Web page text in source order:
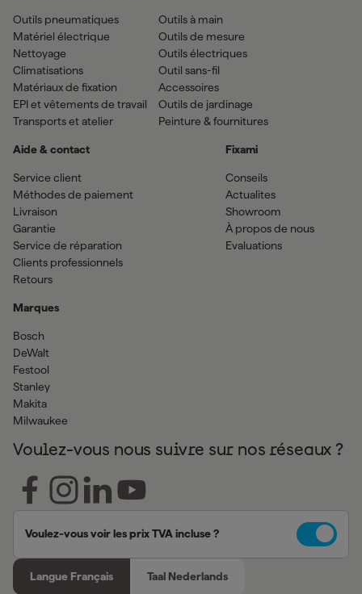
Outils pneumatiques
Matériel électrique
Nettoyage
Climatisations
Matériaux de fixation
EPI et vêtements de travail
Transports et atelier
Outils à main
Outils de mesure
Outils électriques
Outil sans-fil
Accessoires
Outils de jardinage
Peinture & fournitures
Aide & contact
Service client
Méthodes de paiement
Livraison
Garantie
Service de réparation
Clients professionnels
Retours
Marques
Bosch
DeWalt
Festool
Stanley
Makita
Milwaukee
Fixami
Conseils
Actualites
Showroom
À propos de nous
Evaluations
Voulez-vous nous suivre sur nos réseaux ?
Voulez-vous voir les prix TVA incluse ?
Langue Français Taal Nederlands